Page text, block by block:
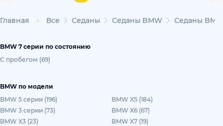
Главная Все Седаны Седаны BMW Седаны
BMW 7 серии по состоянию
С пробегом (69)
BMW по модели
BMW 5 серии (196)
BMW X5 (184)
BMW 3 серии (73)
BMW X6 (67)
BMW X3 (23)
BMW X7 (19)